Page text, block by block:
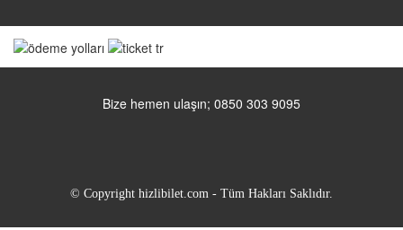
Bize hemen ulaşın; 0850 303 9095
© Copyright hizlibilet.com - Tüm Hakları Saklıdır.